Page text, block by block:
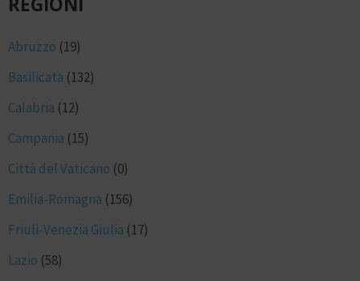
Abruzzo (19)
Basilicata (132)
Calabria (12)
Campania (15)
Città del Vaticano (0)
Emilia-Romagna (156)
Friuli-Venezia Giulia (17)
Lazio (58)